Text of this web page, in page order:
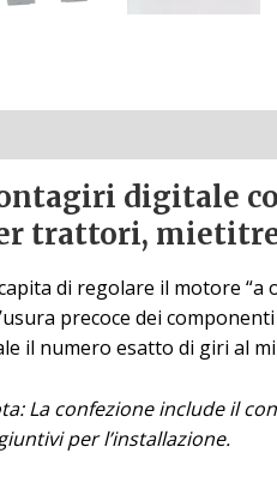
digitale
trattori,
di regolare il motore “a
precoce dei
il numero esatto di giri al
La confezione include il
per l’installazione.